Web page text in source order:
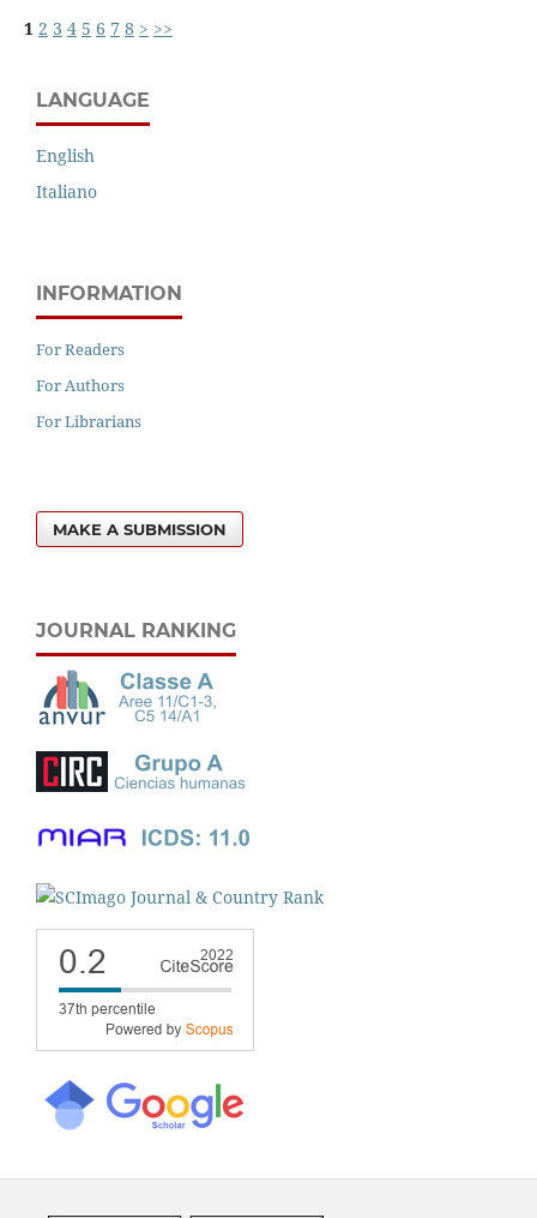
1 2 3 4 5 6 7 8 > >>
LANGUAGE
English
Italiano
INFORMATION
For Readers
For Authors
For Librarians
MAKE A SUBMISSION
JOURNAL RANKING